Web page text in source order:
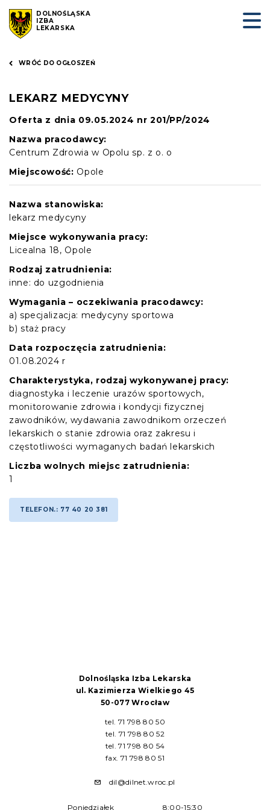
DOLNOŚLĄSKA
IZBA
LEKARSKA
WRÓĆ DO OGŁOSZEŃ
LEKARZ MEDYCYNY
Oferta z dnia 09.05.2024 nr 201/PP/2024
Nazwa pracodawcy:
Centrum Zdrowia w Opolu sp. z o. o
Miejscowość: Opole
Nazwa stanowiska:
lekarz medycyny
Miejsce wykonywania pracy:
Licealna 18, Opole
Rodzaj zatrudnienia:
inne: do uzgodnienia
Wymagania – oczekiwania pracodawcy:
a) specjalizacja: medycyny sportowa
b) staż pracy
Data rozpoczęcia zatrudnienia:
01.08.2024 r
Charakterystyka, rodzaj wykonywanej pracy:
diagnostyka i leczenie urazów sportowych,
monitorowanie zdrowia i kondycji fizycznej
zawodników, wydawania zawodnikom orzeczeń
lekarskich o stanie zdrowia oraz zakresu i
częstotliwości wymaganych badań lekarskich
Liczba wolnych miejsc zatrudnienia:
1
TELEFON.: 77 40 20 381
Dolnośląska Izba Lekarska
ul. Kazimierza Wielkiego 45
50-077 Wrocław
tel. 71 798 80 50
tel. 71 798 80 52
tel. 71 798 80 54
fax. 71 798 80 51
dil@dilnet.wroc.pl
Poniedziałek 8:00-15:30